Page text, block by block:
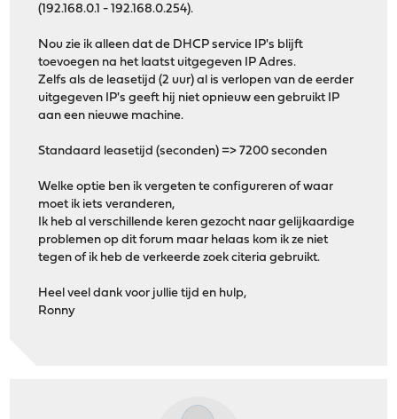
(192.168.0.1 - 192.168.0.254).
Nou zie ik alleen dat de DHCP service IP's blijft
toevoegen na het laatst uitgegeven IP Adres.
Zelfs als de leasetijd (2 uur) al is verlopen van de eerder
uitgegeven IP's geeft hij niet opnieuw een gebruikt IP
aan een nieuwe machine.
Standaard leasetijd (seconden) => 7200 seconden
Welke optie ben ik vergeten te configureren of waar
moet ik iets veranderen,
Ik heb al verschillende keren gezocht naar gelijkaardige
problemen op dit forum maar helaas kom ik ze niet
tegen of ik heb de verkeerde zoek citeria gebruikt.
Heel veel dank voor jullie tijd en hulp,
Ronny